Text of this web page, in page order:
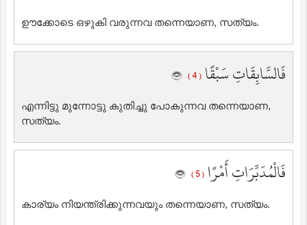
ഊക്കോടെ ഒഴുകി വരുന്നവ തന്നെയാണ, സത്യം.
فَالسَّابِقَاتِ سَبْقًا ( 4 )
എന്നിട്ടു മുന്നോട്ടു കുതിച്ചു പോകുന്നവ തന്നെയാണ,
സത്യം.
فَالْمُدَبِّرَاتِ أَمْرًا ( 5 )
കാര്യം നിയന്ത്രിക്കുന്നവയും തന്നെയാണ, സത്യം.